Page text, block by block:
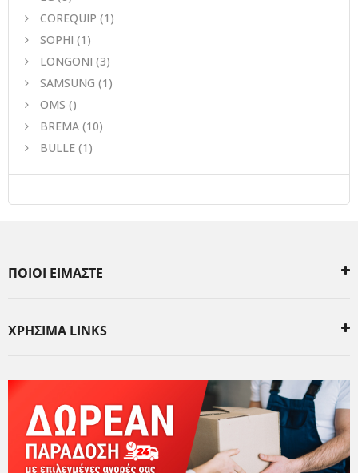
COREQUIP (1)
SOPHI (1)
LONGONI (3)
SAMSUNG (1)
OMS ()
BREMA (10)
BULLE (1)
ΠΟΙΟΙ ΕΙΜΑΣΤΕ
ΧΡΗΣΙΜΑ LINKS